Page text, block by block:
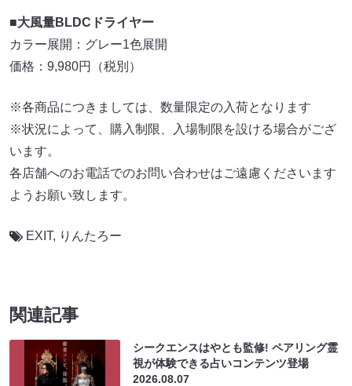
■大風量BLDCドライヤー
カラー展開：グレー1色展開
価格：9,980円（税別）
※各商品につきましては、数量限定の入荷となります
※状況によって、購入制限、入場制限を設ける場合がござ
います。
各店舗へのお電話でのお問い合わせはご遠慮くださいます
ようお願い致します。
EXIT, りんたろー
関連記事
シークエンスはやとも監修! ペアリング霊
視が体験できる占いコンテンツ登場
2026.08.07